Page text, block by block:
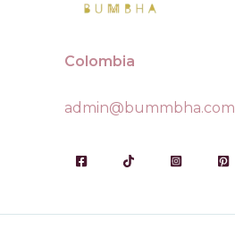
Colombia
admin@bummbha.com